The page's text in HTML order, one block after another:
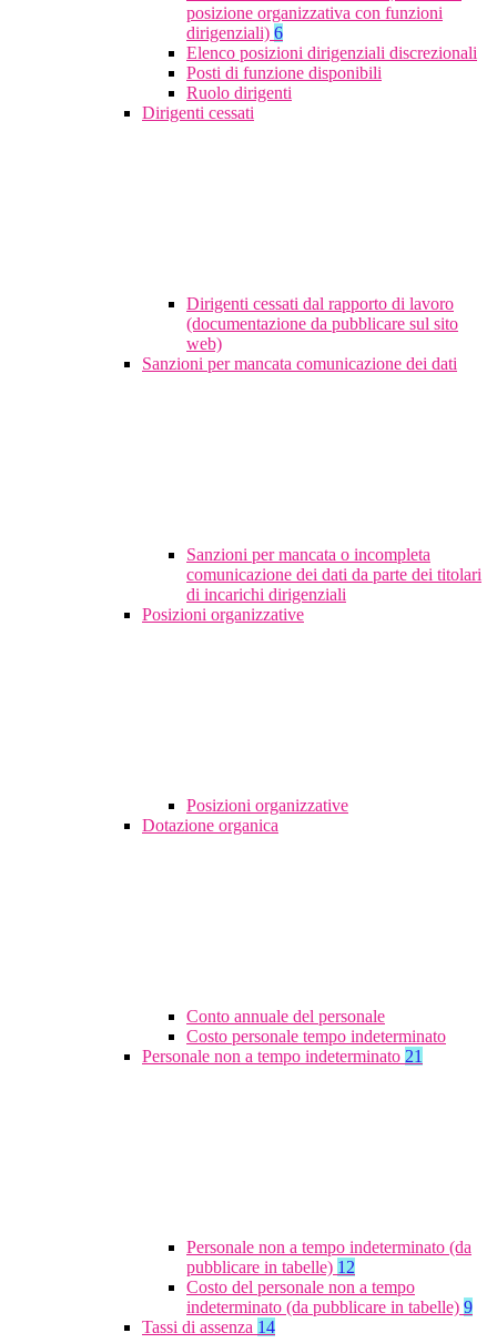
posizione organizzativa con funzioni
dirigenziali) 6
Elenco posizioni dirigenziali discrezionali
Posti di funzione disponibili
Ruolo dirigenti
Dirigenti cessati
Dirigenti cessati dal rapporto di lavoro
(documentazione da pubblicare sul sito
web)
Sanzioni per mancata comunicazione dei dati
Sanzioni per mancata o incompleta
comunicazione dei dati da parte dei titolari
di incarichi dirigenziali
Posizioni organizzative
Posizioni organizzative
Dotazione organica
Conto annuale del personale
Costo personale tempo indeterminato
Personale non a tempo indeterminato 21
Personale non a tempo indeterminato (da
pubblicare in tabelle) 12
Costo del personale non a tempo
indeterminato (da pubblicare in tabelle) 9
Tassi di assenza 14